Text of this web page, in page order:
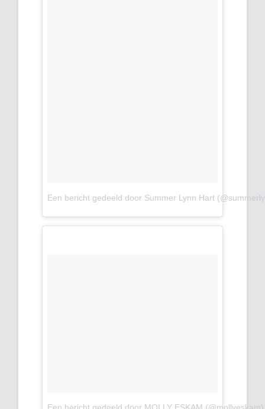
Een bericht gedeeld door Summer Lynn Hart